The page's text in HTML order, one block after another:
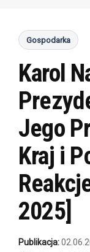
Gospodarka
Karol
Jego
Kraj i
2025]
Publikacja: